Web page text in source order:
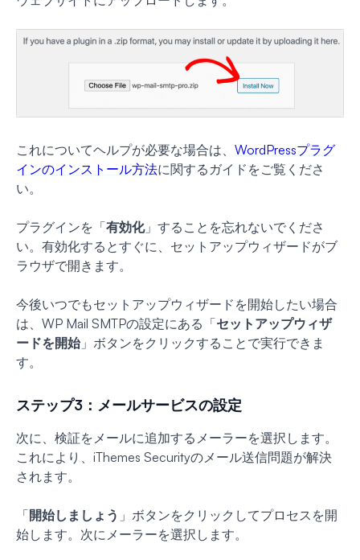
これについてヘルプが必要な場合は、 WordPressプラグ
インのインストール方法に関するガイドをご覧くださ
い。
プラグインを「有効化」することを忘れないでくださ
い。有効化するとすぐに、セットアップウィザードがブ
ラウザで開きます。
今後いつでもセットアップウィザードを開始したい場合
は、WP Mail SMTPの設定にある「セットアップウィザ
ードを開始」ボタンをクリックすることで実行できま
す。
ステップ3：メールサービスの設定
次に、検証をメールに追加するメーラーを選択します。
これにより、iThemes Securityのメール送信問題が解決
されます。
「開始しましょう 」ボタンをクリックしてプロセスを開
始します。次にメーラーを選択します。